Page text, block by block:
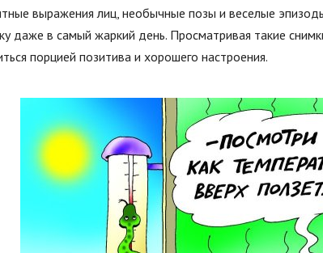
выражения лиц, необычные позы и веселые
даже в самый жаркий день. Просматривая такие
порцией позитива и хорошего настроения.